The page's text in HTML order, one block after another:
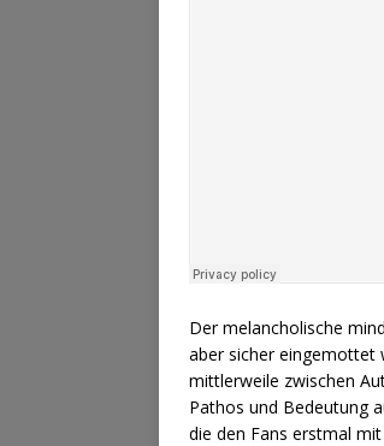
Der melancholische
aber sicher eingemottet
mittlerweile zwischen
Pathos und Bedeutung
die den Fans erstmal mit